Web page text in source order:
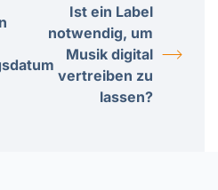
Ist ein Label
notwendig, um
Musik digital
vertreiben zu
lassen?